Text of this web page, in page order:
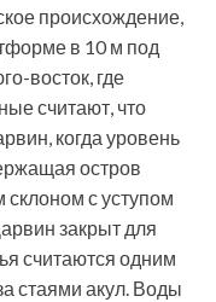
происхождение,
в 10 м под
восток, где
считают, что
когда уровень
остров
склоном с уступом
закрыт для
считаются одним
стаями акул. Воды